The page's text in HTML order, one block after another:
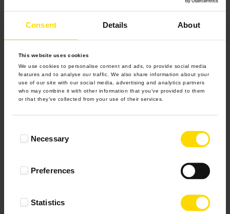
Consent Details About
This website uses cookies
We use cookies to personalise content and ads, to provide social media
features and to analyse our traffic. We also share information about your
use of our site with our social media, advertising and analytics partners
who may combine it with other information that you’ve provided to them
or that they’ve collected from your use of their services.
SelectionNecessary
Preferences
Statistics
Realizacja zlecenia to jakiś kosmos. Przy Was zmiana opon
Rozwiń
4.9 z 5.0